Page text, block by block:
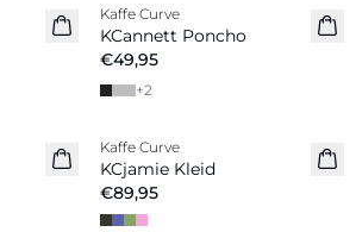
Kaffe Curve
KCannett Poncho
€49,95
+2
Neuheiten
Kaffe Curve
KCjamie Kleid
€89,95